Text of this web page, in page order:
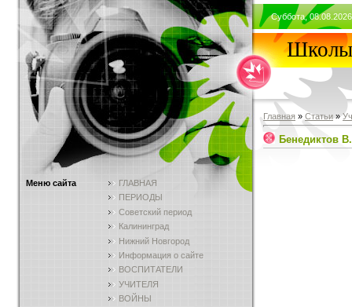
Меню сайта
ГЛАВНАЯ
ПЕРИОДЫ
Советский период
Калининград
Нижний Новгород
Информация о сайте
ВОСПИТАТЕЛИ
УЧИТЕЛЯ
ВОЙНЫ
Суббота,
Школы
Главная » Статьи »
Бенедиктов